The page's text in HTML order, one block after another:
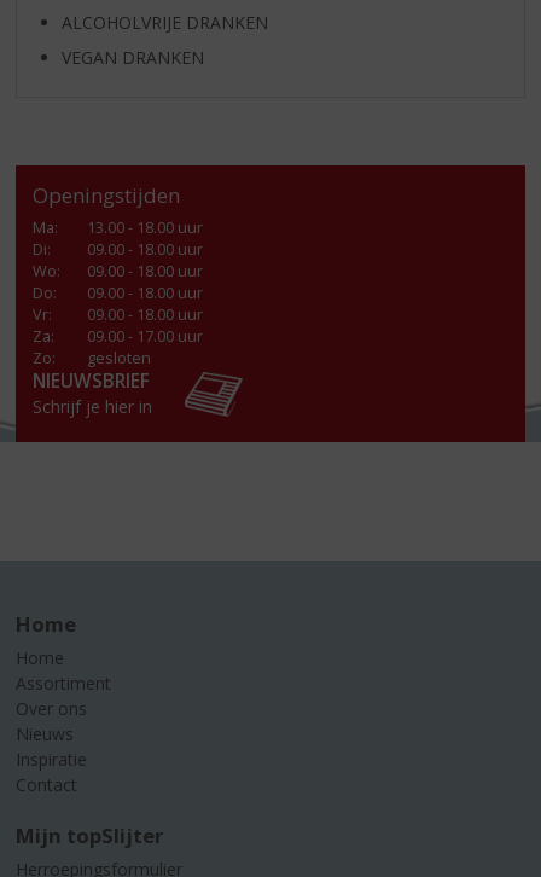
ALCOHOLVRIJE DRANKEN
VEGAN DRANKEN
Openingstijden
Ma:
13.00 - 18.00 uur
Di:
09.00 - 18.00 uur
Wo:
09.00 - 18.00 uur
Do:
09.00 - 18.00 uur
Vr:
09.00 - 18.00 uur
Za:
09.00 - 17.00 uur
Zo:
gesloten
NIEUWSBRIEF
Schrijf je hier in
Home
Home
Assortiment
Over ons
Nieuws
Inspiratie
Contact
Mijn topSlijter
Herroepingsformulier